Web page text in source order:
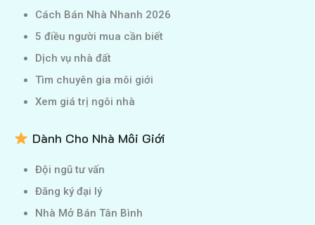
Cách Bán Nhà Nhanh 2026
5 điều người mua cần biết
Dịch vụ nhà đất
Tìm chuyên gia môi giới
Xem giá trị ngôi nhà
Dành Cho Nhà Môi Giới
Đội ngũ tư vấn
Đăng ký đại lý
Nhà Mở Bán Tân Bình